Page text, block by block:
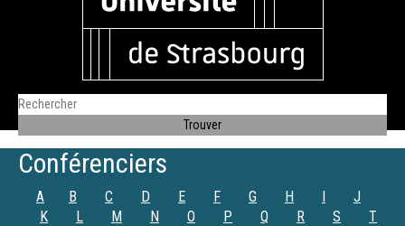
Conférenciers
A B C D E F G H I
J
K
L M N O P Q R S
T